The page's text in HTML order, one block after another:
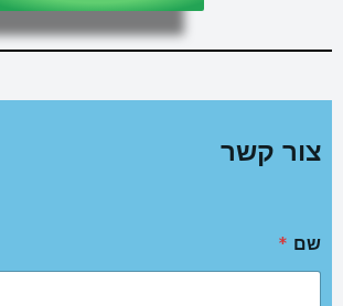
צור קשר
שם *